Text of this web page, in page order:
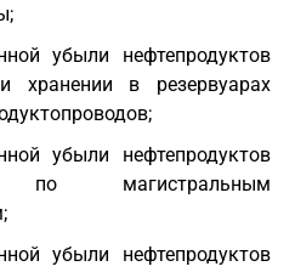
убыли нефтепродуктов
хранении в резервуарах
убыли нефтепродуктов
магистральным
убыли нефтепродуктов